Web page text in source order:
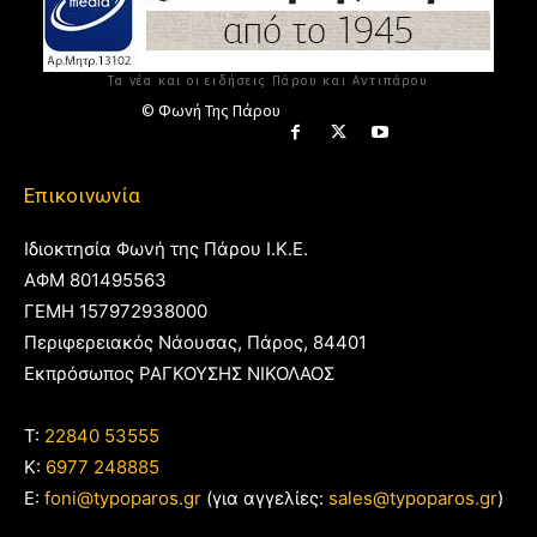
Τα νέα και οι ειδήσεις Πάρου και Αντιπάρου
© Φωνή Της Πάρου
Επικοινωνία
Ιδιοκτησία Φωνή της Πάρου Ι.Κ.Ε.
ΑΦΜ 801495563
ΓΕΜΗ 157972938000
Περιφερειακός Νάουσας, Πάρος, 84401
Εκπρόσωπος ΡΑΓΚΟΥΣΗΣ ΝΙΚΟΛΑΟΣ
T: 22840 53555
Κ: 6977 248885
E: foni@typoparos.gr (για αγγελίες: sales@typoparos.gr)